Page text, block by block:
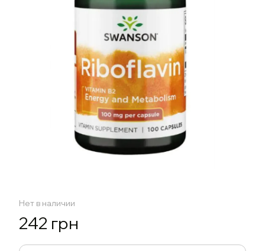
Нет в наличии
242 грн